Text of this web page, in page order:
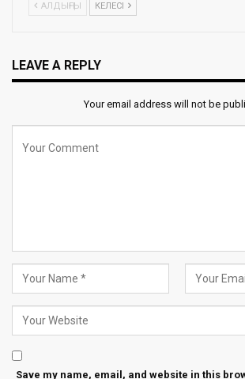
АЛДЫҢҒЫ КЕЛЕСІ
LEAVE A REPLY
Your email address will not be
Save my name, email, and website in this